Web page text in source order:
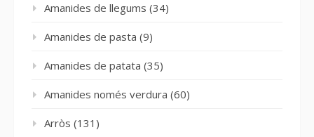
Amanides de llegums (34)
Amanides de pasta (9)
Amanides de patata (35)
Amanides només verdura (60)
Arròs (131)